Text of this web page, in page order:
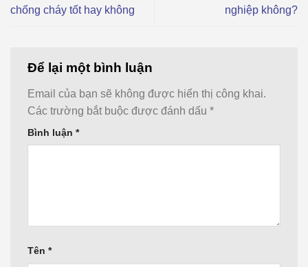
chống cháy tốt hay không
nghiệp không?
Để lại một bình luận
Email của bạn sẽ không được hiển thị công khai.
Các trường bắt buộc được đánh dấu *
Bình luận *
Tên *